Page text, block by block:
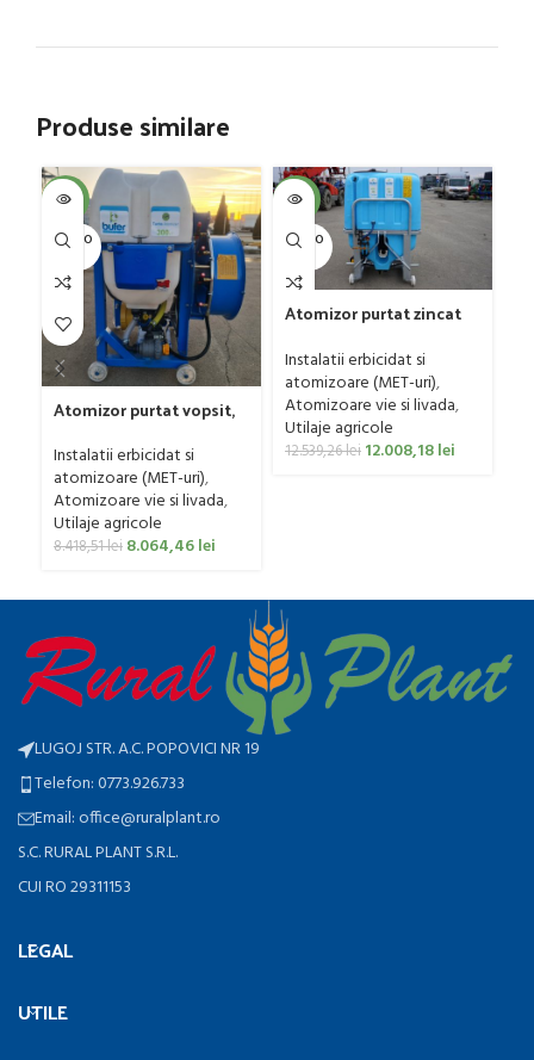
Produse similare
-4%
SOLD O
UT
Atomizor purtat vopsit,
Bufer, model Ronda
Clasic, 200 litri
Instalatii erbicidat si
atomizoare (MET-uri),
Atomizoare vie si livada,
Utilaje agricole
8.418,51lei 8.064,46lei
-4%
SOLD O
UT
Atomizor purtat zincat
Bufer, model Ronda,
400 litri
Instalatii erbicidat si
atomizoare (MET-uri),
Atomizoare vie si livada,
Utilaje agricole
12.539,26lei 12.008,18lei
LUGOJ STR. A.C. POPOVICI NR 19
Telefon: 0773.926.733
Email: office@ruralplant.ro
S.C. RURAL PLANT S.R.L.
CUI RO 29311153
LEGAL
UTILE